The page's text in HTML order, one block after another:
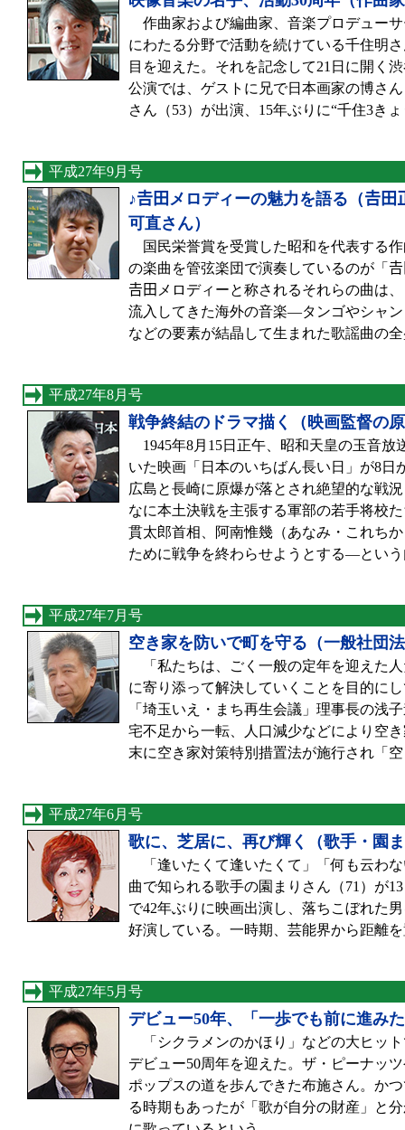
作曲家および編曲家、音楽プロデュー
にわたる分野で活動を続けている千住明
目を迎えた。それを記念して21日に開く
公演では、ゲストに兄で日本画家の博さ
さん（53）が出演、15年ぶりに“千住3き
平成27年9月号
♪𠮷田メロディーの魅力を語る（𠮷
可直さん）
国民栄誉賞を受賞した昭和を代表する
の楽曲を管弦楽団で演奏しているのが「
𠮷田メロディーと称されるそれらの曲は
流入してきた海外の音楽—タンゴやシャ
などの要素が結晶して生まれた歌謡曲の
平成27年8月号
戦争終結のドラマ描く（映画監督の
1945年8月15日正午、昭和天皇の玉音放
いた映画「日本のいちばん長い日」が8
広島と長崎に原爆が落とされ絶望的な戦
なに本土決戦を主張する軍部の若手将校
貫太郎首相、阿南惟幾（あなみ・これち
ために戦争を終わらせようとする—とい
平成27年7月号
空き家を防いで町を守る（一般社団
「私たちは、ごく一般の定年を迎えた
に寄り添って解決していくことを目的に
「埼玉いえ・まち再生会議」理事長の浅
宅不足から一転、人口減少などにより空
末に空き家対策特別措置法が施行され「
平成27年6月号
歌に、芝居に、再び輝く（歌手・園
「逢いたくて逢いたくて」「何も云わ
曲で知られる歌手の園まりさん（71）が
で42年ぶりに映画出演し、落ちこぼれた
好演している。一時期、芸能界から距離
平成27年5月号
デビュー50年、「一歩でも前に進み
「シクラメンのかほり」などの大ヒッ
デビュー50周年を迎えた。ザ・ピーナッ
ポップスの道を歩んできた布施さん。か
る時期もあったが「歌が自分の財産」と